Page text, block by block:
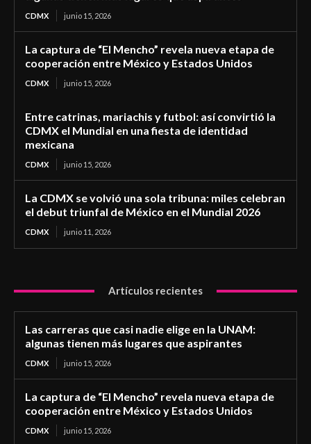
CDMX junio 15, 2026
La captura de “El Mencho” revela nueva etapa de
cooperación entre México y Estados Unidos
CDMX junio 15, 2026
Entre catrinas, mariachis y futbol: así convirtió la
CDMX el Mundial en una fiesta de identidad
mexicana
CDMX junio 15, 2026
La CDMX se volvió una sola tribuna: miles celebran
el debut triunfal de México en el Mundial 2026
CDMX junio 11, 2026
Artículos recientes
Las carreras que casi nadie elige en la UNAM:
algunas tienen más lugares que aspirantes
CDMX junio 15, 2026
La captura de “El Mencho” revela nueva etapa de
cooperación entre México y Estados Unidos
CDMX junio 15, 2026